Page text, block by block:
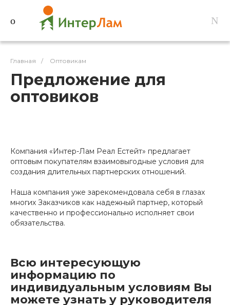
Главная / Оптовикам
Предложение для
оптовиков
Компания «Интер-Лам Реал Естейт» предлагает
оптовым покупателям взаимовыгодные условия для
создания длительных партнерских отношений.
Наша компания уже зарекомендовала себя в глазах
многих Заказчиков как надежный партнер, который
качественно и профессионально исполняет свои
обязательства.
Всю интересующую
информацию по
индивидуальным условиям Вы
можете узнать у руководителя